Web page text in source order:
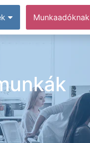
Munkaadóknak